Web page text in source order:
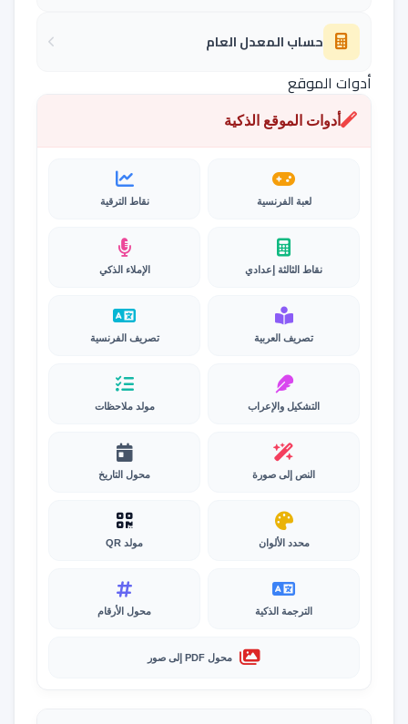
حساب المعدل العام
أدوات الموقع
أدوات الموقع الذكية
لعبة الفرنسية نقاط الترقية
نقاط الثالثة إعدادي الإملاء الذكي
تصريف العربية تصريف الفرنسية
التشكيل والإعراب مولد ملاحظات
النص إلى صورة محول التاريخ
محدد الألوان مولد QR
الترجمة الذكية محول الأرقام
محول PDF إلى صور